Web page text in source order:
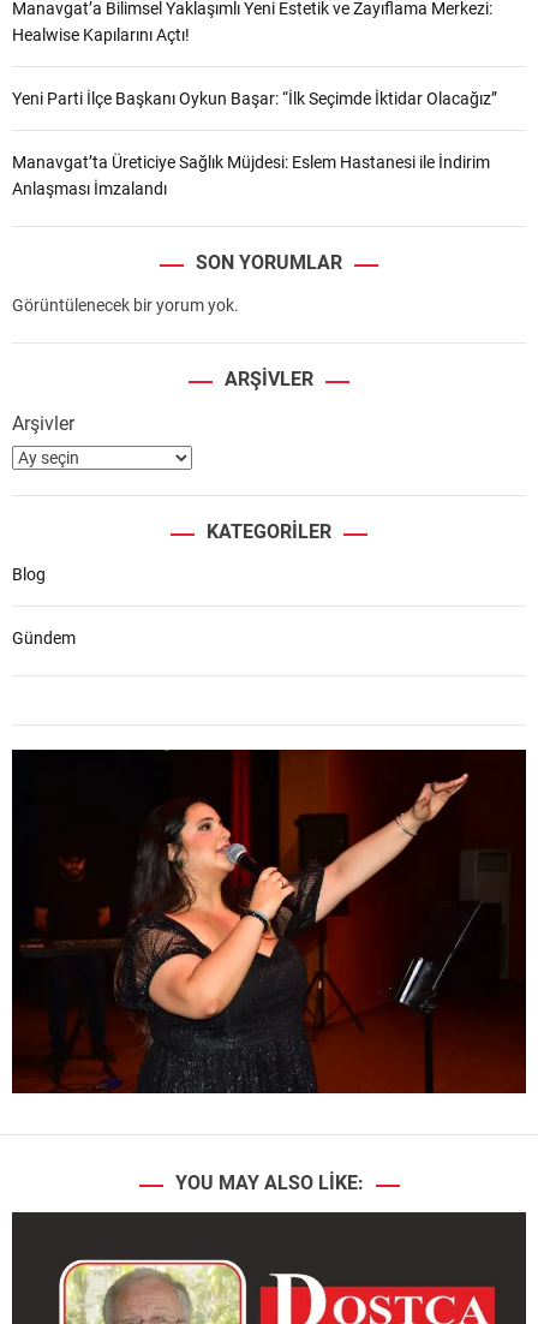
Manavgat’a Bilimsel Yaklaşımlı Yeni Estetik ve Zayıflama Merkezi:
Healwise Kapılarını Açtı!
Yeni Parti İlçe Başkanı Oykun Başar: “İlk Seçimde İktidar Olacağız”
Manavgat’ta Üreticiye Sağlık Müjdesi: Eslem Hastanesi ile İndirim
Anlaşması İmzalandı
SON YORUMLAR
Görüntülenecek bir yorum yok.
ARŞIVLER
Arşivler
KATEGORILER
Blog
Gündem
YOU MAY ALSO LIKE: